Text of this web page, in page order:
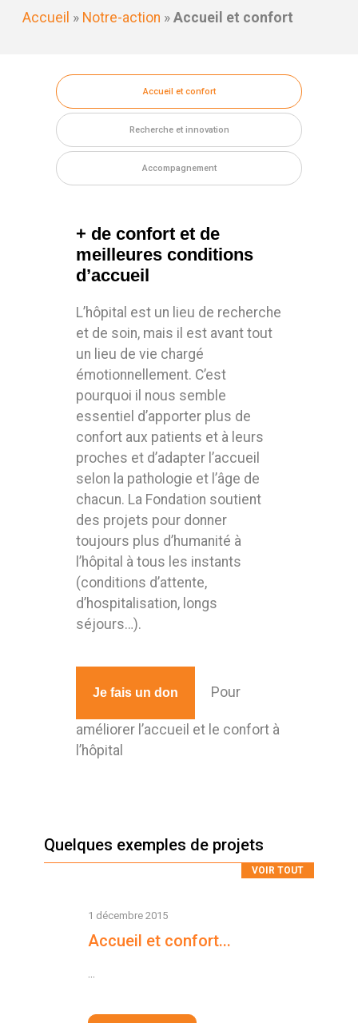
Accueil » Notre-action » Accueil et confort
Accueil et confort
Recherche et innovation
Accompagnement
+ de confort et de
meilleures conditions
d’accueil
L’hôpital est un lieu de recherche
et de soin, mais il est avant tout
un lieu de vie chargé
émotionnellement. C’est
pourquoi il nous semble
essentiel d’apporter plus de
confort aux patients et à leurs
proches et d’adapter l’accueil
selon la pathologie et l’âge de
chacun. La Fondation soutient
des projets pour donner
toujours plus d’humanité à
l’hôpital à tous les instants
(conditions d’attente,
d’hospitalisation, longs
séjours…).
Je fais un don Pour
améliorer l’accueil et le confort à
l’hôpital
Quelques exemples de projets
VOIR TOUT
1 décembre 2015
Accueil et confort...